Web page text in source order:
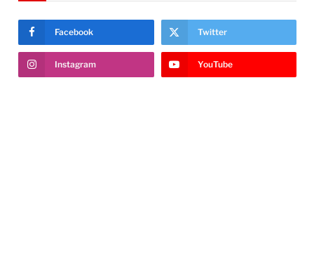
Facebook Twitter
Instagram YouTube